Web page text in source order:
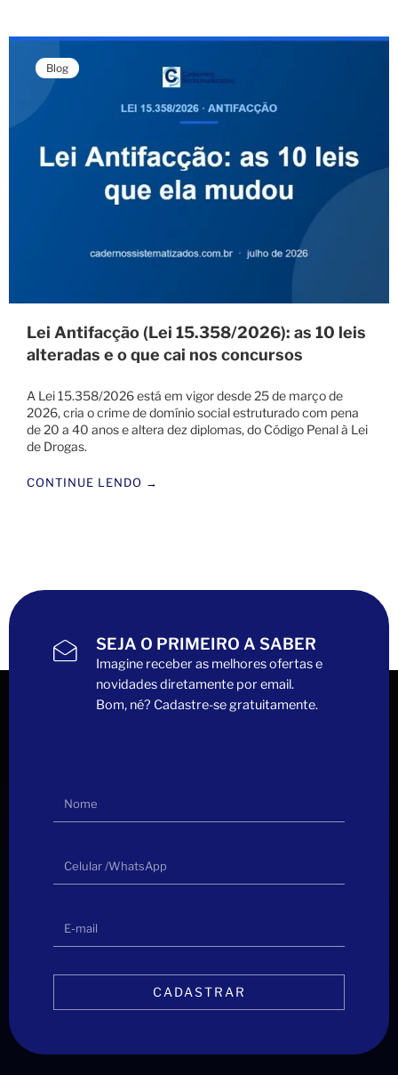
Blog
Lei Antifacção (Lei 15.358/2026): as 10 leis
alteradas e o que cai nos concursos
A Lei 15.358/2026 está em vigor desde 25 de março de
2026, cria o crime de domínio social estruturado com pena
de 20 a 40 anos e altera dez diplomas, do Código Penal à Lei
de Drogas.
CONTINUE LENDO →
SEJA O PRIMEIRO A SABER
Imagine receber as melhores ofertas e
novidades diretamente por email.
Bom, né? Cadastre-se gratuitamente.
CADASTRAR